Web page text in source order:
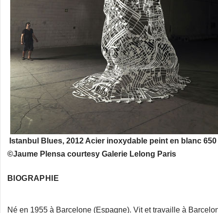
Istanbul Blues, 2012 Acier inoxydable peint en blanc
©Jaume Plensa courtesy Galerie Lelong Paris
BIOGRAPHIE
Né en 1955 à Barcelone (Espagne). Vit et travaille à